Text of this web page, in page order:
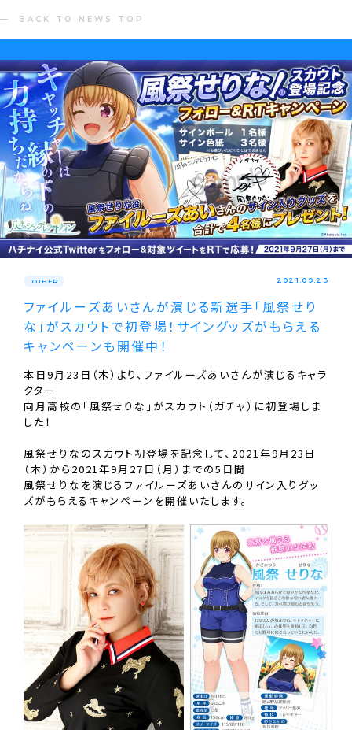
BACK TO NEWS TOP
OTHER 2021.09.23
ファイルーズあいさんが演じる新選手｢風祭せり
な｣がスカウトで初登場！サイングッズがもらえる
キャンペーンも開催中！
本日9月23日（木）より、ファイルーズあいさんが演じるキャラ
クター
向月高校の「風祭せりな」がスカウト（ガチャ）に初登場しま
した！
風祭せりなのスカウト初登場を記念して、2021年9月23日
（木）から2021年9月27日（月）までの5日間
風祭せりなを演じるファイルーズあいさんのサイン入りグッ
ズがもらえるキャンペーンを開催いたします。